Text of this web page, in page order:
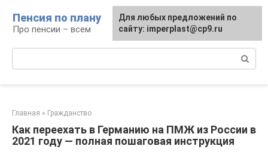
контенту
Пенсия по плану
Про пенсии – всем
Главная » Гражданство
Как переехать в Германию на ПМЖ из России в
2021 году — полная пошаговая инструкция
Для любых предложений по
сайту: imperplast@cp9.ru